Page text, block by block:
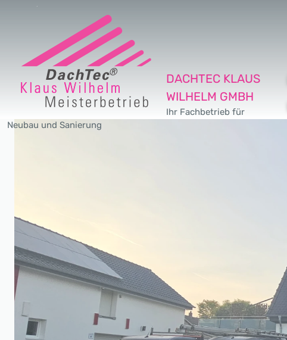
DACHTEC KLAUS
WILHELM GMBH
Ihr Fachbetrieb für
Neubau und Sanierung